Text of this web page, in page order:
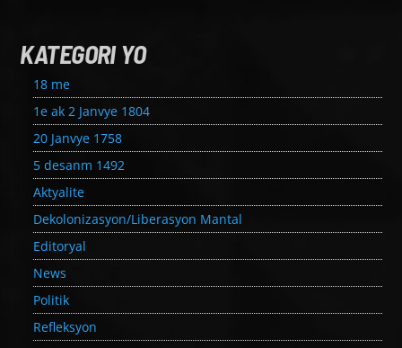
KATEGORI YO
18 me
1e ak 2 Janvye 1804
20 Janvye 1758
5 desanm 1492
Aktyalite
Dekolonizasyon/Liberasyon Mantal
Editoryal
News
Politik
Refleksyon